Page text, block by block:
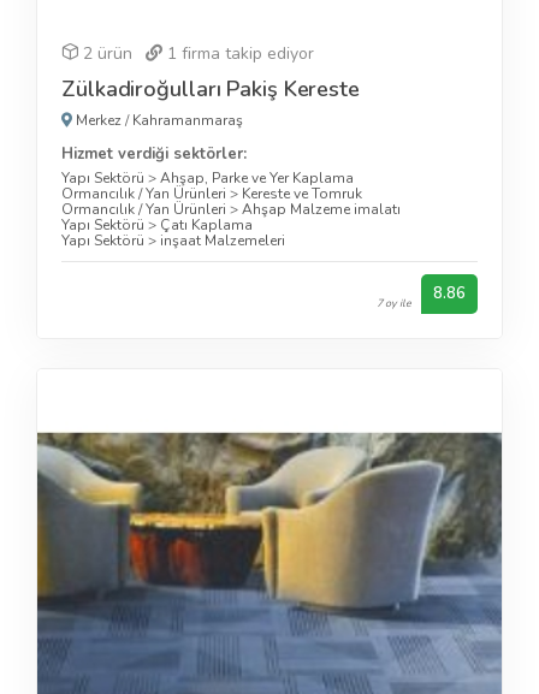
2 ürün 1 firma takip ediyor
Zülkadiroğulları Pakiş Kereste
Merkez/Kahramanmaraş
Hizmet verdiği sektörler:
Yapı Sektörü >Ahşap, Parke ve Yer Kaplama
Ormancılık / Yan Ürünleri > Kereste ve Tomruk
Ormancılık / Yan Ürünleri >Ahşap Malzeme imalatı
Yapı Sektörü > Çatı Kaplama
Yapı Sektörü > inşaat Malzemeleri
7 oy ile 8.86